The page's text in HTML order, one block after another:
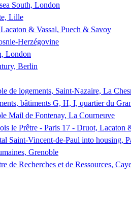
South, London
Lille
& Vassal, Puech & Savoy
Herzégovine
London
Berlin
de logements, Saint-Nazaire, La
bâtiments G, H, I, quartier du
Mail de Fontenay, La Courneuve
le Prêtre - Paris 17 - Druot, Lacaton
Saint-Vincent-de-Paul into housing,
Grenoble
de Recherches et de Ressources,